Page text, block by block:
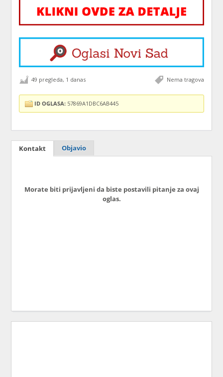
Nema tragova
49 pregleda, 1 danas
ID OGLASA: 57869A1DBC6AB445
Kontakt Objavio
Morate biti prijavljeni da biste postavili pitanje za ovaj
oglas.